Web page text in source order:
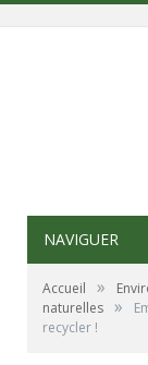
NAVIGUER
Accueil »
naturelles »
recycler !